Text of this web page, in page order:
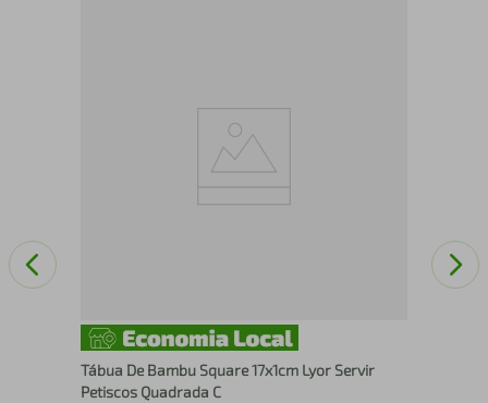
Tábua De Bambu Square 17x1cm Lyor Servir
Petiscos Quadrada C